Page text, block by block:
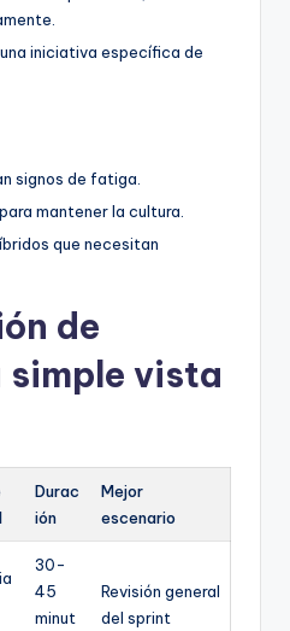
iniciativa específica de
signos de fatiga.
mantener la cultura.
que necesitan
de
vista
Durac
ión
Mejor
escenario
30-
45
minut
Revisión general
del sprint